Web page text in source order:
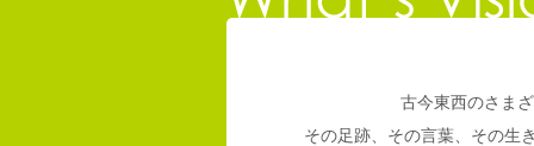
古今東西のさま
その足跡、その言葉、その生